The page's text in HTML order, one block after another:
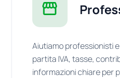
Aiutiamo professionisti
partita IVA, tasse,
informazioni chiare per